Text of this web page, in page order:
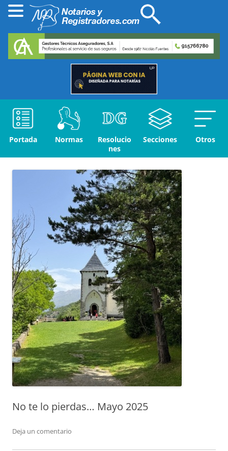
Portada Normas
Resolucio
nes
Secciones Otros
No te lo pierdas… Mayo 2025
Deja un comentario